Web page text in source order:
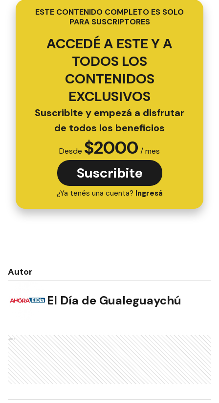
ESTE CONTENIDO COMPLETO ES SOLO
PARA SUSCRIPTORES
ACCEDÉ A ESTE Y A
TODOS LOS
CONTENIDOS
EXCLUSIVOS
Suscribite y empezá a disfrutar
de todos los beneficios
Desde $2000 / mes
Suscribite
¿Ya tenés una cuenta? Ingresá
Autor
El Día de Gualeguaychú
Ads